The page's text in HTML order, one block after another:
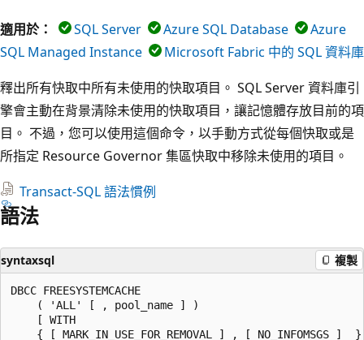
適用於： SQL Server Azure SQL Database
Azure
SQL Managed Instance
Microsoft Fabric 中的 SQL 資料庫
釋出所有快取中所有未使用的快取項目。 SQL Server 資料庫引
擎會主動在背景清除未使用的快取項目，讓記憶體存放目前的項
目。 不過，您可以使用這個命令，以手動方式從每個快取或是
所指定 Resource Governor 集區快取中移除未使用的項目。
Transact-SQL 語法慣例
語法
syntaxsql 複製
DBCC FREESYSTEMCACHE
    ( 'ALL' [ , pool_name ] )
    [ WITH
    { [ MARK_IN_USE_FOR_REMOVAL ] , [ NO_INFOMSGS ]  }